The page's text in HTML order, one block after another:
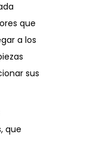
que
a los
sus
que